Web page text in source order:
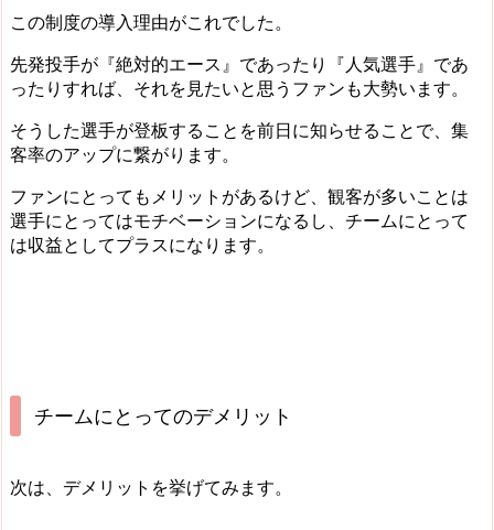
この制度の導入理由がこれでした。
先発投手が『絶対的エース』であったり『人気選手』であ
ったりすれば、それを見たいと思うファンも大勢います。
そうした選手が登板することを前日に知らせることで、集
客率のアップに繋がります。
ファンにとってもメリットがあるけど、観客が多いことは
選手にとってはモチベーションになるし、チームにとって
は収益としてプラスになります。
チームにとってのデメリット
次は、デメリットを挙げてみます。